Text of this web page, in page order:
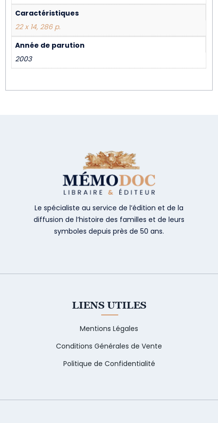
Caractéristiques
22 x 14, 286 p.
Année de parution
2003
Le spécialiste au service de l’édition et de la
diffusion de l’histoire des familles et de leurs
symboles depuis près de 50 ans.
LIENS UTILES
Mentions Légales
Conditions Générales de Vente
Politique de Confidentialité